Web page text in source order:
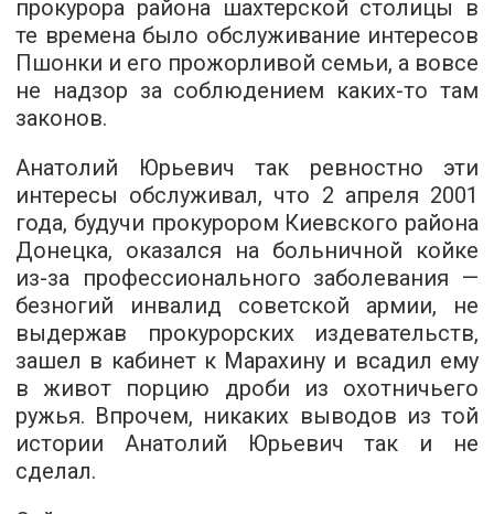
прокурора района шахтерской столицы в
те времена было обслуживание интересов
Пшонки и его прожорливой семьи, а вовсе
не надзор за соблюдением каких-то там
законов.
Анатолий Юрьевич так ревностно эти
интересы обслуживал, что 2 апреля 2001
года, будучи прокурором Киевского района
Донецка, оказался на больничной койке
из-за профессионального заболевания —
безногий инвалид советской армии, не
выдержав прокурорских издевательств,
зашел в кабинет к Марахину и всадил ему
в живот порцию дроби из охотничьего
ружья. Впрочем, никаких выводов из той
истории Анатолий Юрьевич так и не
сделал.